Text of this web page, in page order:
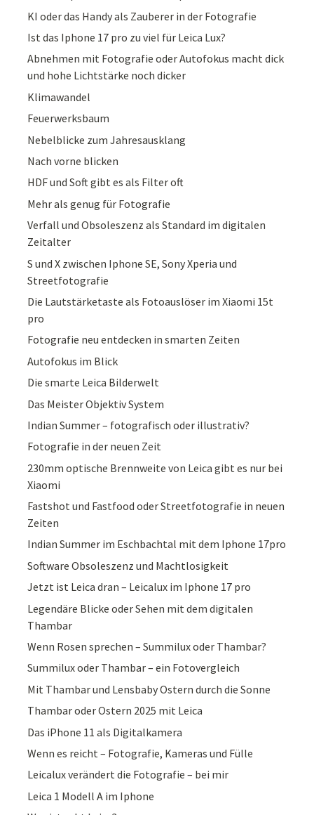
KI oder das Handy als Zauberer in der Fotografie
Ist das Iphone 17 pro zu viel für Leica Lux?
Abnehmen mit Fotografie oder Autofokus macht dick
und hohe Lichtstärke noch dicker
Klimawandel
Feuerwerksbaum
Nebelblicke zum Jahresausklang
Nach vorne blicken
HDF und Soft gibt es als Filter oft
Mehr als genug für Fotografie
Verfall und Obsoleszenz als Standard im digitalen
Zeitalter
S und X zwischen Iphone SE, Sony Xperia und
Streetfotografie
Die Lautstärketaste als Fotoauslöser im Xiaomi 15t
pro
Fotografie neu entdecken in smarten Zeiten
Autofokus im Blick
Die smarte Leica Bilderwelt
Das Meister Objektiv System
Indian Summer – fotografisch oder illustrativ?
Fotografie in der neuen Zeit
230mm optische Brennweite von Leica gibt es nur bei
Xiaomi
Fastshot und Fastfood oder Streetfotografie in neuen
Zeiten
Indian Summer im Eschbachtal mit dem Iphone 17pro
Software Obsoleszenz und Machtlosigkeit
Jetzt ist Leica dran – Leicalux im Iphone 17 pro
Legendäre Blicke oder Sehen mit dem digitalen
Thambar
Wenn Rosen sprechen – Summilux oder Thambar?
Summilux oder Thambar – ein Fotovergleich
Mit Thambar und Lensbaby Ostern durch die Sonne
Thambar oder Ostern 2025 mit Leica
Das iPhone 11 als Digitalkamera
Wenn es reicht – Fotografie, Kameras und Fülle
Leicalux verändert die Fotografie – bei mir
Leica 1 Modell A im Iphone